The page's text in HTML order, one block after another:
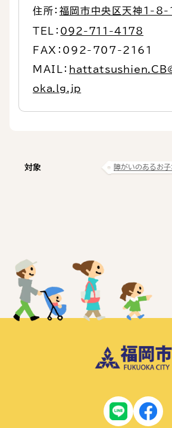
住所： 福岡市中央区天神1-8-1
TEL： 092-711-4178
FAX：092-707-2161
MAIL：
oka.lg.jp
対象 障がいのあるお子